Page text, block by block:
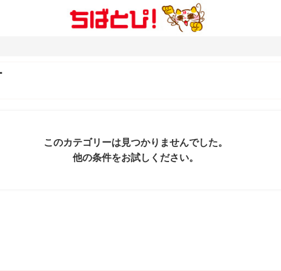
このカテゴリーは見つかりませんでした。
他の条件をお試しください。